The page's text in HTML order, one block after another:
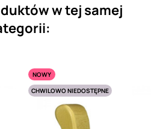
w tej samej
NOWY
CHWILOWO NIEDOSTĘPNE